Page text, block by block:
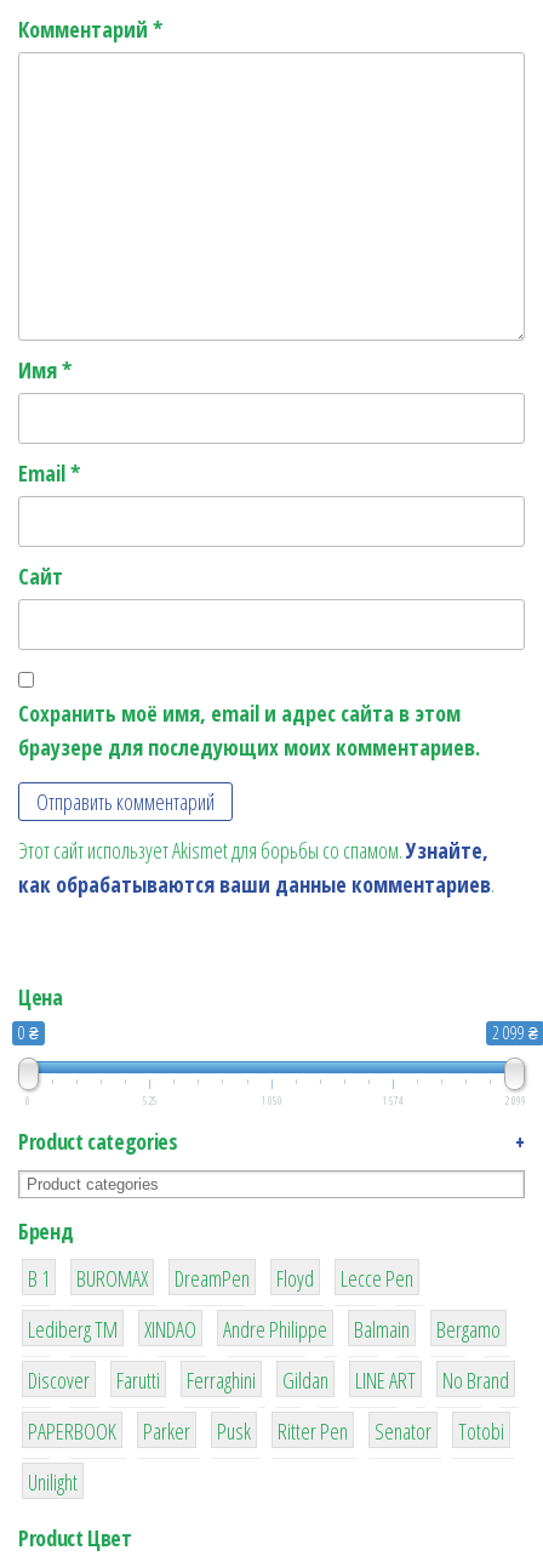
Комментарий *
Имя*
Email*
Сайт
Сохранить моё имя, email и адрес сайта в этом
браузере для последующих моих комментариев.
Этот сайт использует Akismet для борьбы со спамом.Узнайте,
как обрабатываются ваши данные комментариев.
Цена
0 ₴ 2 099 ₴
0 525 1 050 1 574 2 099
Product categories +
Бренд
B 1
1
BUROMAX
1
DreamPen
2
Floyd
2
Lecce Pen
3
Lediberg ТМ
3
XINDAO
1
Andre Philippe
4
Balmain
26
Bergamo
64
Discover
299
Farutti
4
Ferraghini
42
Gildan
4
LINE ART
90
No Brand
8
PAPERBOOK
6
Parker
2
Pusk
22
Ritter Pen
15
Senator
43
Totobi
1
Unilight
Product Цвет